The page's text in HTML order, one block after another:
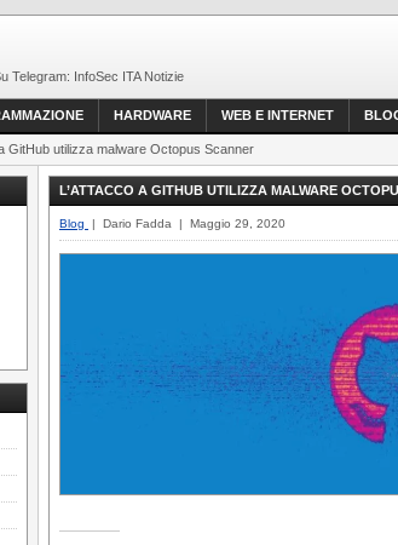
Telegram: InfoSec ITA Notizie
HARDWARE WEB E INTERNET
GitHub utilizza malware Octopus Scanner
L’ATTACCO A GITHUB UTILIZZA MALWARE
Blog | Dario Fadda | Maggio 29, 2020